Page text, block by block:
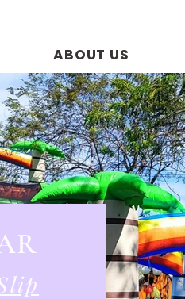
ABOUT US